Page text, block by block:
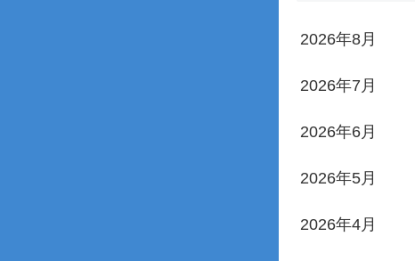
2026年8月
2026年7月
2026年6月
2026年5月
2026年4月